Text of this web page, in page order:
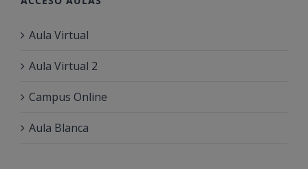
Aula Virtual
Aula Virtual 2
Campus Online
Aula Blanca